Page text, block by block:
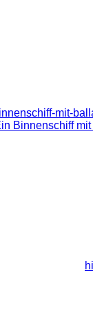
Binnenschiff